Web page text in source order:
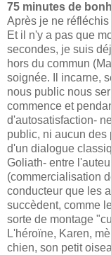
75 minutes de
Après je ne
Et il n'y a pas que
secondes, je suis
hors du commun
soignée. Il incarne,
nous public nous
commence et
d'autosatisfaction-
public, ni aucun
d'un dialogue
Goliath- entre
(commercialisation
conducteur que les
succèdent, comme
sorte de montage
L'héroïne, Karen,
chien, son petit